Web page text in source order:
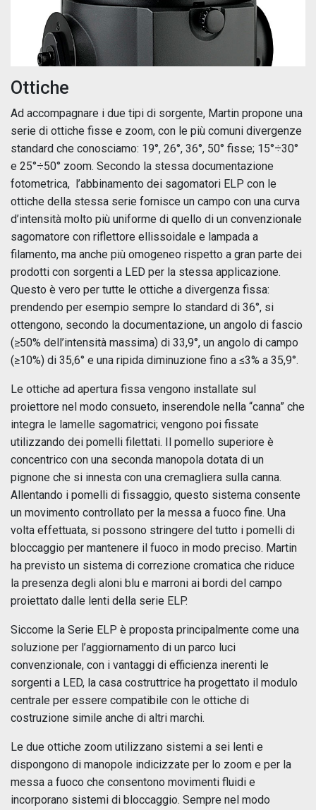
Ottiche
Ad accompagnare i due tipi di sorgente, Martin propone una
serie di ottiche fisse e zoom, con le più comuni divergenze
standard che conosciamo: 19°, 26°, 36°, 50° fisse; 15°÷30°
e 25°÷50° zoom. Secondo la stessa documentazione
fotometrica, l’abbinamento dei sagomatori ELP con le
ottiche della stessa serie fornisce un campo con una curva
d’intensità molto più uniforme di quello di un convenzionale
sagomatore con riflettore ellissoidale e lampada a
filamento, ma anche più omogeneo rispetto a gran parte dei
prodotti con sorgenti a LED per la stessa applicazione.
Questo è vero per tutte le ottiche a divergenza fissa:
prendendo per esempio sempre lo standard di 36°, si
ottengono, secondo la documentazione, un angolo di fascio
(≥50% dell’intensità massima) di 33,9°, un angolo di campo
(≥10%) di 35,6° e una ripida diminuzione fino a ≤3% a 35,9°.
Le ottiche ad apertura fissa vengono installate sul
proiettore nel modo consueto, inserendole nella “canna” che
integra le lamelle sagomatrici; vengono poi fissate
utilizzando dei pomelli filettati. Il pomello superiore è
concentrico con una seconda manopola dotata di un
pignone che si innesta con una cremagliera sulla canna.
Allentando i pomelli di fissaggio, questo sistema consente
un movimento controllato per la messa a fuoco fine. Una
volta effettuata, si possono stringere del tutto i pomelli di
bloccaggio per mantenere il fuoco in modo preciso. Martin
ha previsto un sistema di correzione cromatica che riduce
la presenza degli aloni blu e marroni ai bordi del campo
proiettato dalle lenti della serie ELP.
Siccome la Serie ELP è proposta principalmente come una
soluzione per l’aggiornamento di un parco luci
convenzionale, con i vantaggi di efficienza inerenti le
sorgenti a LED, la casa costruttrice ha progettato il modulo
centrale per essere compatibile con le ottiche di
costruzione simile anche di altri marchi.
Le due ottiche zoom utilizzano sistemi a sei lenti e
dispongono di manopole indicizzate per lo zoom e per la
messa a fuoco che consentono movimenti fluidi e
incorporano sistemi di bloccaggio. Sempre nel modo